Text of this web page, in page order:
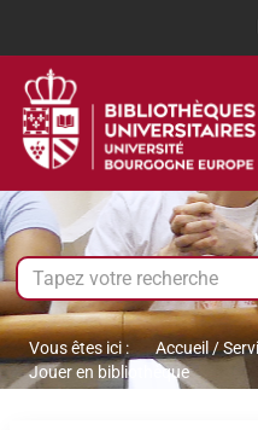
Vous êtes ici :
Accueil /
Jouer en bibliothèque